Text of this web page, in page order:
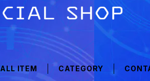
ALL ITEM CATEGORY